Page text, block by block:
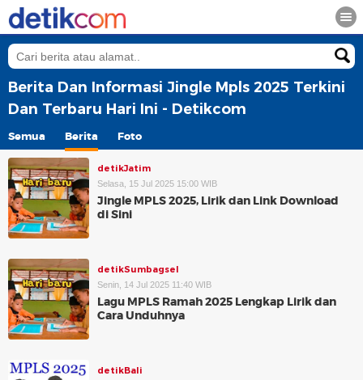
Berita Dan Informasi Jingle Mpls 2025 Terkini
Dan Terbaru Hari Ini - Detikcom
Semua Berita Foto
detikJatim
Selasa, 15 Jul 2025 15:00 WIB
Jingle MPLS 2025, Lirik dan Link Download
di Sini
detikSumbagsel
Senin, 14 Jul 2025 11:40 WIB
Lagu MPLS Ramah 2025 Lengkap Lirik dan
Cara Unduhnya
detikBali